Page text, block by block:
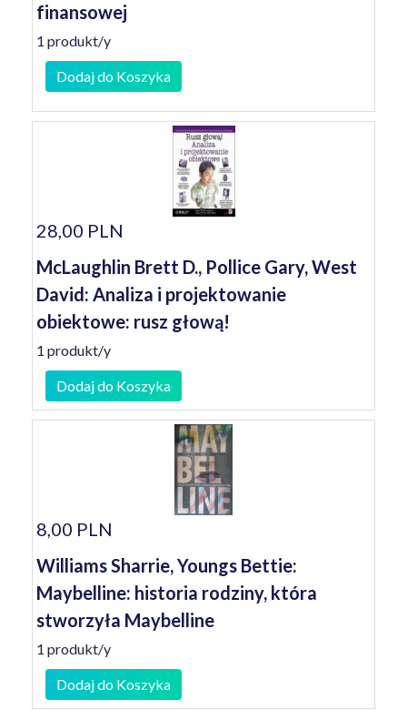
finansowej
1 produkt/y
Dodaj do Koszyka
28,00 PLN
McLaughlin Brett D., Pollice Gary, West
David: Analiza i projektowanie
obiektowe: rusz głową!
1 produkt/y
Dodaj do Koszyka
8,00 PLN
Williams Sharrie, Youngs Bettie:
Maybelline: historia rodziny, która
stworzyła Maybelline
1 produkt/y
Dodaj do Koszyka